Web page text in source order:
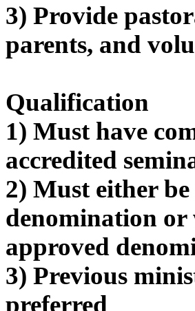
치
료
약
임
절
코
리
아
e
뉴
스
신
규
노
제
휴
사
이
트
3) Provide
parents, and
Qualification
1) Must have
accredited
2) Must either
denomination
approved
3) Previous
preferred